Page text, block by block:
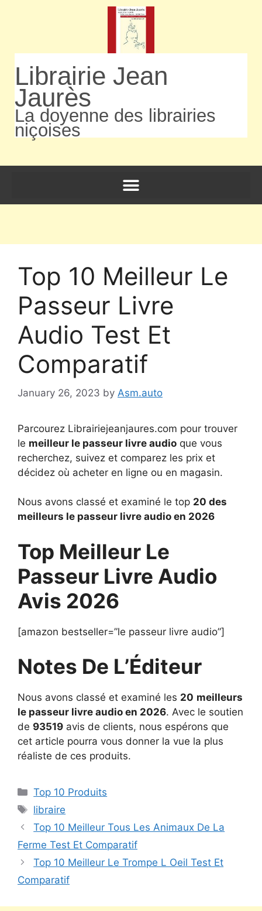
Librairie Jean
Jaurès
La doyenne des librairies
niçoises
Top 10 Meilleur Le
Passeur Livre
Audio Test Et
Comparatif
January 26, 2023 by Asm.auto
Parcourez Librairiejeanjaures.com pour trouver
le meilleur le passeur livre audio que vous
recherchez, suivez et comparez les prix et
décidez où acheter en ligne ou en magasin.
Nous avons classé et examiné le top 20 des
meilleurs le passeur livre audio en 2026
Top Meilleur Le
Passeur Livre Audio
Avis 2026
[amazon bestseller=”le passeur livre audio”]
Notes De L’Éditeur
Nous avons classé et examiné les 20 meilleurs
le passeur livre audio en 2026. Avec le soutien
de 93519 avis de clients, nous espérons que
cet article pourra vous donner la vue la plus
réaliste de ces produits.
Top 10 Produits
libraire
Top 10 Meilleur Tous Les Animaux De La
Ferme Test Et Comparatif
Top 10 Meilleur Le Trompe L Oeil Test Et
Comparatif